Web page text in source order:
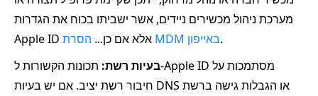
מערכת ניהול מכשירים ניידים, אשר ישביתו בכוח את הגדרות
Apple ID אלא אם כן...
הסרת MDM באייפון.
בעיות רשת: תכונות הקשורות ל-Apple ID מסתמכות על
חיבור רשת יציב. אם יש בעיות DNS או הגבלות גישה ברשת